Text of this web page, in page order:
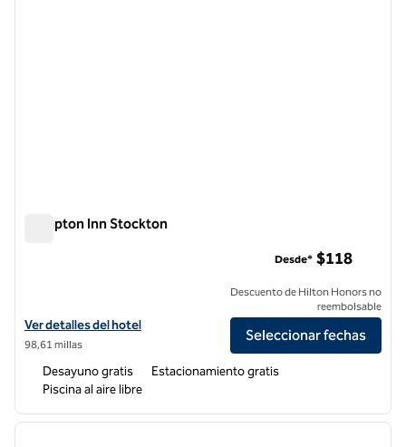
Hampton Inn Stockton
Ver detalles del hotel Hampton Inn Stockton
Ver detalles del hotel
98,61 millas
Desde* $118
Descuento de Hilton Honors no
reembolsable
Seleccionar fechas
Desayuno gratis
Estacionamiento gratis
Piscina al aire libre
1 de 12